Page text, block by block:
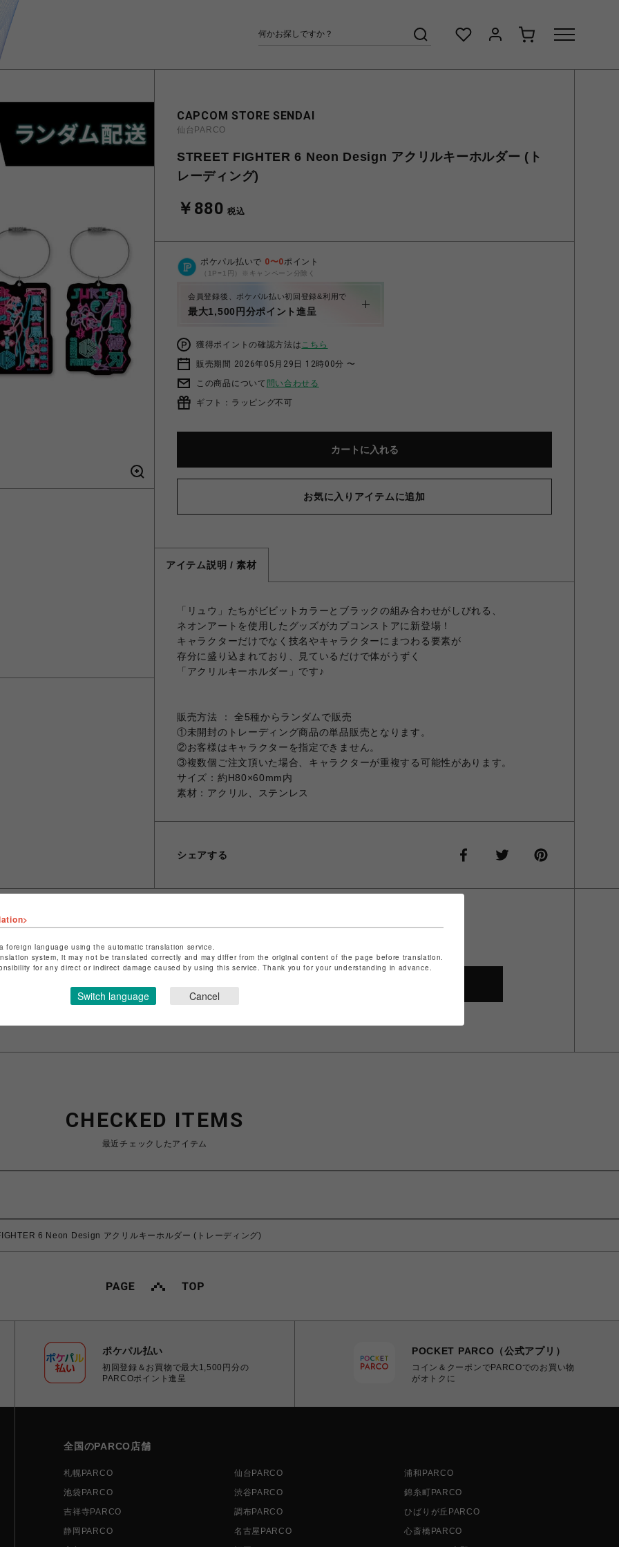
CAPCOM STORE SENDAI
仙台PARCO
STREET FIGHTER 6 Neon Design アクリルキーホルダー (ト
レーディング)
￥880 税込
ポケパル払いで 0〜0ポイント
（1P=1円）※キャンペーン分除く
会員登録後、ポケパル払い初回登録&利用で
最大1,500円分ポイント進呈
獲得ポイントの確認方法はこちら
販売期間 2026年05月29日 12時00分 〜
この商品について 問い合わせる
ギフト：ラッピング不可
カートに入れる
お気に入りアイテムに追加
アイテム説明 / 素材
「リュウ」たちがビビットカラーとブラックの組み合わせがしびれる、
ネオンアートを使用したグッズがカプコンストアに新登場！
キャラクターだけでなく技名やキャラクターにまつわる要素が
存分に盛り込まれており、見ているだけで体がうずく
「アクリルキーホルダー」です♪
販売方法 ： 全5種からランダムで販売
①未開封のトレーディング商品の単品販売となります。
②お客様はキャラクターを指定できません。
③複数個ご注文頂いた場合、キャラクターが重複する可能性があります。
サイズ：約H80×60mm内
素材：アクリル、ステンレス
シェアする
ョップ名
CAPCOM STORE SENDAI
舗名
仙台PARCO
特定商取引法など法令に基づく表記は
こちら
CHECKED ITEMS
最近チェックしたアイテム
6 Neon Design アクリルキーホルダー (トレーディング)
ポケパル払い
初回登録＆お買物で最大1,500円分の
PARCOポイント進呈
POCKET PARCO（公式アプリ）
コイン＆クーポンでPARCOでのお買い物
がオトクに
全国のPARCO店舗
札幌PARCO 仙台PARCO
浦和PARCO
池袋PARCO
渋谷PARCO
錦糸町PARCO
吉祥寺PARCO
調布PARCO
ひばりが丘PARCO
静岡PARCO
名古屋PARCO
心斎橋PARCO
foreign language using the automatic translation service.
system, it may not be translated correctly and may differ from the original content of the page before translation.
for any direct or indirect damage caused by using this service. Thank you for your understanding in advance.
Switch language Cancel